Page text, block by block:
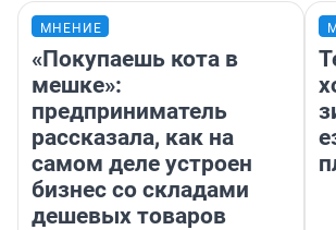
МНЕНИЕ
«Покупаешь кота в
мешке»:
предприниматель
рассказала, как на
самом деле устроен
бизнес со складами
дешевых товаров